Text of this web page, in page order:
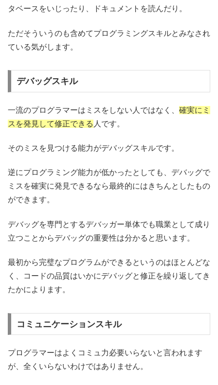
タベースをいじったり、ドキュメントを読んだり。
ただそういうのも含めてプログラミングスキルとみなされ
ている気がします。
デバッグスキル
一流のプログラマーはミスをしない人ではなく、 確実にミ
スを発見して修正できる 人です。
そのミスを見つける能力がデバッグスキルです。
逆にプログラミング能力が低かったとしても、デバッグで
ミスを確実に発見できるなら最終的にはきちんとしたもの
ができます。
デバッグを専門とするデバッガー単体でも職業として成り
立つことからデバッグの重要性は分かると思います。
最初から完璧なプログラムができるというのはほとんどな
く、コードの品質はいかにデバッグと修正を繰り返してき
たかによります。
コミュニケーションスキル
プログラマーはよくコミュ力必要いらないと言われます
が、全くいらないわけではありません。